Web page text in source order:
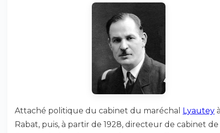
Attaché politique du cabinet du maréchal Lyautey
Rabat, puis, à partir de 1928, directeur de cabinet de